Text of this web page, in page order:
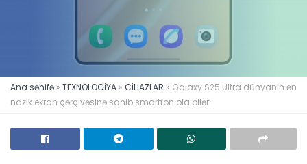
Ana səhifə » TEXNOLOGİYA » CİHAZLAR » Galaxy S25 Ultra dünyanın ən
nazik ekran çərçivəsinə sahib smartfon ola bilər!